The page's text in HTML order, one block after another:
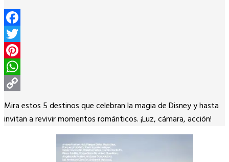
Facebook
Twitter
Pinterest
WhatsApp
Copy
Link
Mira estos 5 destinos que celebran la magia de Disney y hasta
invitan a revivir momentos románticos. ¡Luz, cámara, acción!